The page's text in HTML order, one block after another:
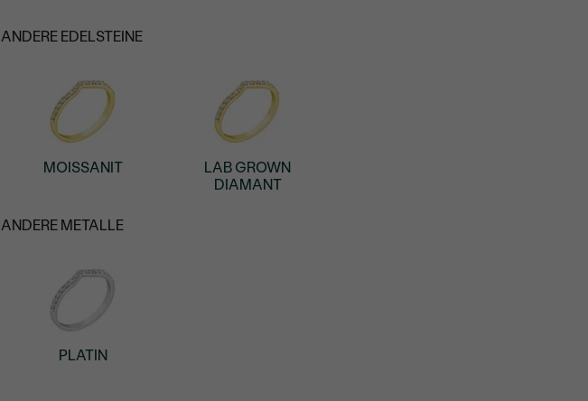
ANDERE EDELSTEINE
MOISSANIT
LAB GROWN
DIAMANT
ANDERE METALLE
PLATIN